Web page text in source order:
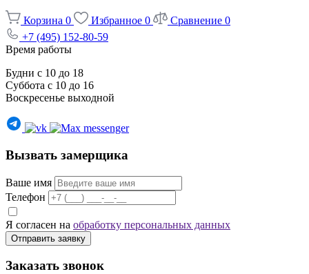
Корзина 0 Избранное 0 Сравнение 0
+7 (495) 152-80-59
Время работы
Будни с 10 до 18
Суббота с 10 до 16
Воскресенье выходной
Вызвать замерщика
Ваше имя
Телефон
Я согласен на обработку персональных данных
Отправить заявку
Заказать звонок